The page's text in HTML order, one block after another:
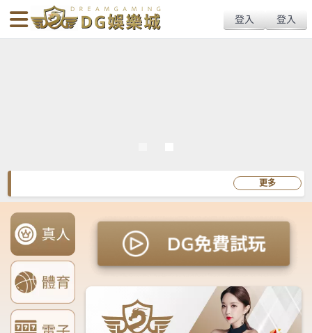
body{overflow:hidden !important;}